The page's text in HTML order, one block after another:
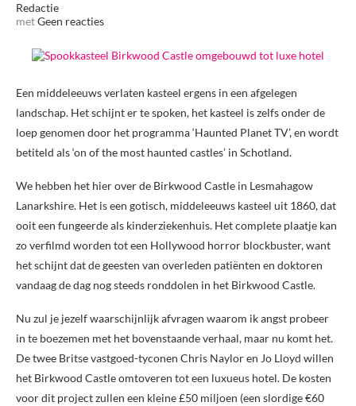
Redactie
metGeen reacties
Een middeleeuws verlaten kasteel ergens in een afgelegen
landschap. Het schijnt er te spoken, het kasteel is zelfs onder de
loep genomen door het programma ‘Haunted Planet TV’, en wordt
betiteld als ‘on of the most haunted castles’ in Schotland.
We hebben het hier over de Birkwood Castle in Lesmahagow
Lanarkshire. Het is een gotisch, middeleeuws kasteel uit 1860, dat
ooit een fungeerde als kinderziekenhuis. Het complete plaatje kan
zo verfilmd worden tot een Hollywood horror blockbuster, want
het schijnt dat de geesten van overleden patiënten en doktoren
vandaag de dag nog steeds ronddolen in het Birkwood Castle.
Nu zul je jezelf waarschijnlijk afvragen waarom ik angst probeer
in te boezemen met het bovenstaande verhaal, maar nu komt het.
De twee Britse vastgoed-tyconen Chris Naylor en Jo Lloyd willen
het Birkwood Castle omtoveren tot een luxueus hotel. De kosten
voor dit project zullen een kleine £50 miljoen (een slordige €60